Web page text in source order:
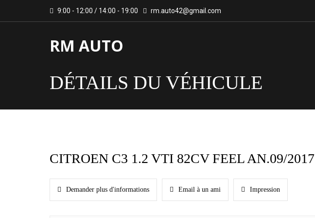
9:00 - 12:00 / 14:00 - 19:00 rm.auto42@gmail.com
RM AUTO
DÉTAILS DU VÉHICULE
CITROEN C3 1.2 VTI 82CV FEEL AN.09/2017
Demander plus d'informations Email à un ami Impression